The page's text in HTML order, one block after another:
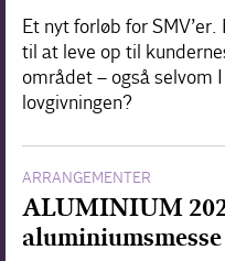
Et nyt forløb for
til at leve op til
området – også selvom
lovgivningen?
ARRANGEMENTER
ALUMINIUM
aluminiumsmesse